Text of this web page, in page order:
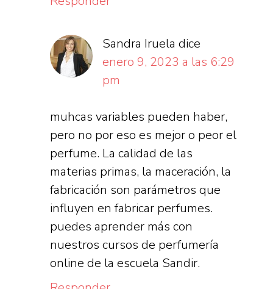
Sandra Iruela dice
enero 9, 2023 a las 6:29
pm
muhcas variables pueden haber,
pero no por eso es mejor o peor el
perfume. La calidad de las
materias primas, la maceración, la
fabricación son parámetros que
influyen en fabricar perfumes.
puedes aprender más con
nuestros cursos de perfumería
online de la escuela Sandir.